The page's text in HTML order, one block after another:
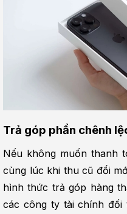
Trả góp phần chênh
Nếu không muốn thanh
cùng lúc khi thu cũ đổi
hình thức trả góp hàng
các công ty tài chính đối